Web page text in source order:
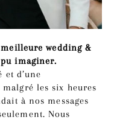
wedding &
imaginer.
d’une
les six heures
à nos messages
Nous